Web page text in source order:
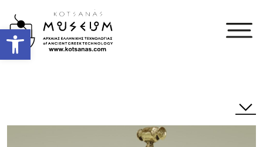
Open toolbar